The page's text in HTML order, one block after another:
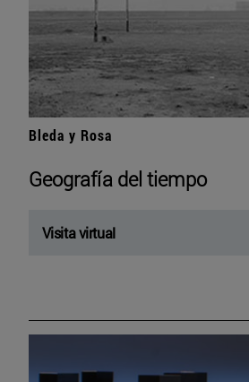
Bleda y Rosa
Geografía del tiempo
Visita virtual